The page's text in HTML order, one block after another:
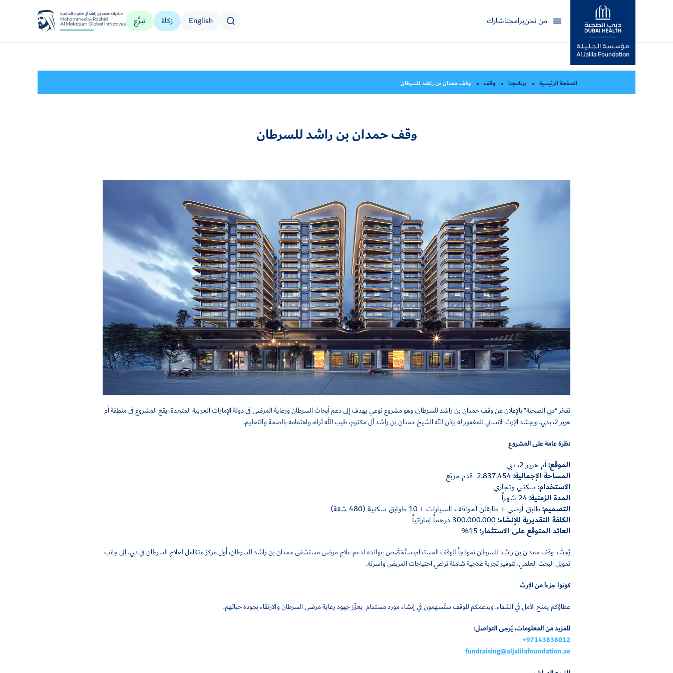
مؤسسة جليلة
من نحنبرامجناشارك English زكاة
تبرَّع
الصفحة الرئيسية برنامجنا وقف وقف حمدان بن راشد للسرطان
وقف حمدان بن راشد للسرطان
تفخر “دبي الصحية” بالإعلان عن وقف حمدان بن راشد للسرطان، وهو مشروع نوعي يهدف إلى دعم أبحاث السرطان ورعاية المرضى في دولة الإمارات العربية المتحدة. يقع المشروع في منطقة أم
هرير 2، بدبي، ويجسّد الإرث الإنساني للمغفور له بإذن الله الشيخ حمدان بن راشد آل مكتوم، طيب الله ثراه، واهتمامه بالصحة والتعليم.
نظرة عامة على المشروع
الموقع:أم هرير 2، دبي
المساحة الإجمالية:2,837,454 قدم مربّع
الاستخدام: سكني وتجاري
المدة الزمنية:24 شهراً
التصميم:طابق أرضي + طابقان لمواقف السيارات + 10 طوابق سكنية (480 شقة)
الكلفة التقديرية للإنشاء:300.000.000 درهماً إماراتياً
العائد المتوقع على الاستثمار:15%
يُجسِّد وقف حمدان بن راشد للسرطان نموذجاً للوقف المستدام، ستُخصَّص عوائده لدعم علاج مرضى مستشفى حمدان بن راشد للسرطان، أول مركز متكامل لعلاج السرطان في دبي، إلى جانب
تمويل البحث العلمي، لتوفير تجربة علاجية شاملة تراعي احتياجات المريض وأسرته.
كونوا جزءاً من الإرث
عطاؤكم يمنح الأمل في الشفاء. وبدعمكم للوقف ستُسهمون في إنشاء مورد مستدام يعزّز جهود رعاية مرضى السرطان والارتقاء بجودة حياتهم.
للمزيد من المعلومات، يُرجى التواصل:
+97143838012
fundraising@aljalilafoundation.ae